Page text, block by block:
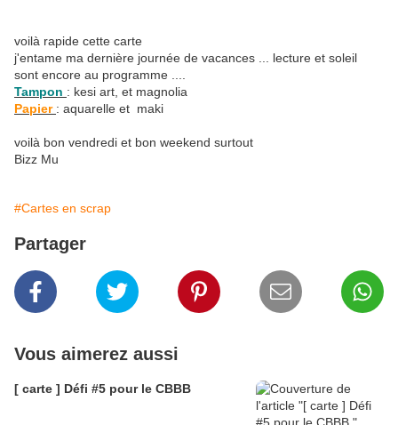
voilà rapide cette carte
j'entame ma dernière journée de vacances ... lecture et soleil
sont encore au programme ....
Tampon : kesi art, et magnolia
Papier : aquarelle et maki
voilà bon vendredi et bon weekend surtout
Bizz Mu
#Cartes en scrap
Partager
Vous aimerez aussi
[ carte ] Défi #5 pour le CBBB